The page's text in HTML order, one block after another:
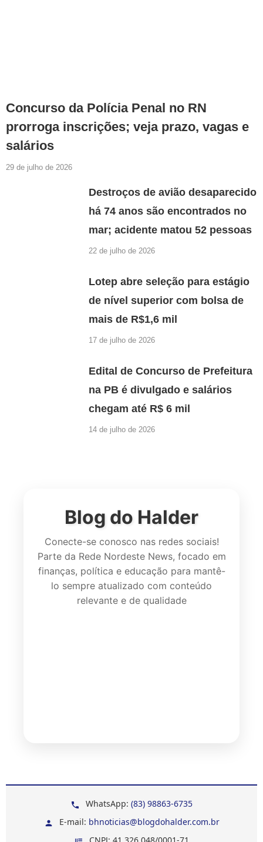
Concurso da Polícia Penal no RN
prorroga inscrições; veja prazo, vagas e
salários
29 de julho de 2026
Destroços de avião desaparecido
há 74 anos são encontrados no
mar; acidente matou 52 pessoas
22 de julho de 2026
Lotep abre seleção para estágio
de nível superior com bolsa de
mais de R$1,6 mil
17 de julho de 2026
Edital de Concurso de Prefeitura
na PB é divulgado e salários
chegam até R$ 6 mil
14 de julho de 2026
Blog do Halder
Conecte-se conosco nas redes sociais!
Parte da Rede Nordeste News, focado em
finanças, política e educação para mantê-
lo sempre atualizado com conteúdo
relevante e de qualidade
WhatsApp: (83) 98863-6735
E-mail: bhnoticias@blogdohalder.com.br